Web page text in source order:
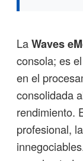
LaWaves
consola; es
en el
consolidada
rendimiento.
profesional,